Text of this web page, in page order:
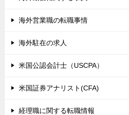
海外営業職の転職事情
海外駐在の求人
米国公認会計士（USCPA）
米国証券アナリスト(CFA)
経理職に関する転職情報